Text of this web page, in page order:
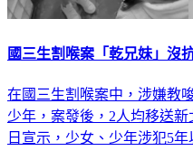
國三生割喉案「乾兄妹」
在國三生割喉案中，涉嫌教
少年，案發後，2人均移送
日宣示，少女、少年涉犯5